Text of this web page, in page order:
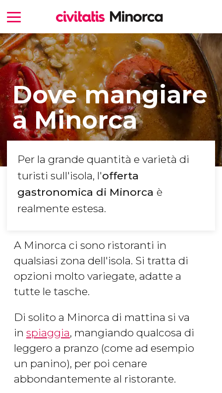
Dove mangiare
a Minorca
Per la grande quantità e varietà di
turisti sull'isola, l'offerta
gastronomica di Minorca è
realmente estesa.
A Minorca ci sono ristoranti in
qualsiasi zona dell'isola. Si tratta di
opzioni molto variegate, adatte a
tutte le tasche.
Di solito a Minorca di mattina si va
in spiaggia, mangiando qualcosa di
leggero a pranzo (come ad esempio
un panino), per poi cenare
abbondantemente al ristorante.